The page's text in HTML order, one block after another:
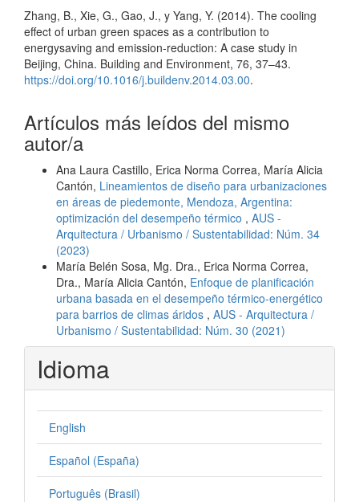
Zhang, B., Xie, G., Gao, J., y Yang, Y. (2014). The cooling
effect of urban green spaces as a contribution to
energysaving and emission-reduction: A case study in
Beijing, China. Building and Environment, 76, 37–43.
https://doi.org/10.1016/j.buildenv.2014.03.00.
Artículos más leídos del mismo
autor/a
Ana Laura Castillo, Erica Norma Correa, María Alicia
Cantón, Lineamientos de diseño para urbanizaciones
en áreas de piedemonte, Mendoza, Argentina:
optimización del desempeño térmico , AUS -
Arquitectura / Urbanismo / Sustentabilidad: Núm. 34
(2023)
María Belén Sosa, Mg. Dra., Erica Norma Correa,
Dra., María Alicia Cantón, Enfoque de planificación
urbana basada en el desempeño térmico-energético
para barrios de climas áridos , AUS - Arquitectura /
Urbanismo / Sustentabilidad: Núm. 30 (2021)
Idioma
English
Español (España)
Português (Brasil)